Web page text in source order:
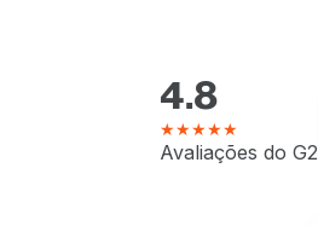
4.8
★★★★★
Avaliações do G2